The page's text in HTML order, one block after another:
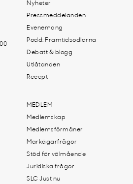
Nyheter
Pressmeddelanden
Evenemang
Podd: Framtidsodlarna
Debatt & blogg
Utlåtanden
Recept
MEDLEM
Medlemskap
Medlemsförmåner
Markägarfrågor
Stöd för välmående
Juridiska frågor
SLC Just nu